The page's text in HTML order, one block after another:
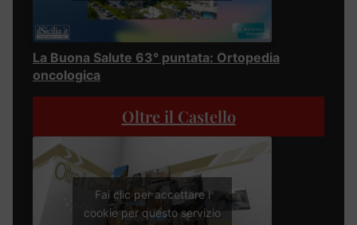
La Buona Salute 63° puntata: Ortopedia
oncologica
Oltre il Castello
Fai clic per accettare i
cookie per questo servizio